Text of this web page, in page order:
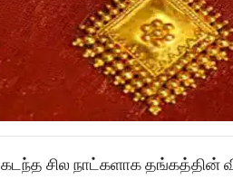
கடந்த சில நாட்களாக தங்கத்தின்